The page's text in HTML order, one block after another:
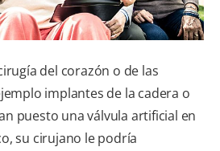
SUSCRÍBASE
del corazón o de las
implantes de la cadera o
puesto una válvula artificial en
su cirujano le podría